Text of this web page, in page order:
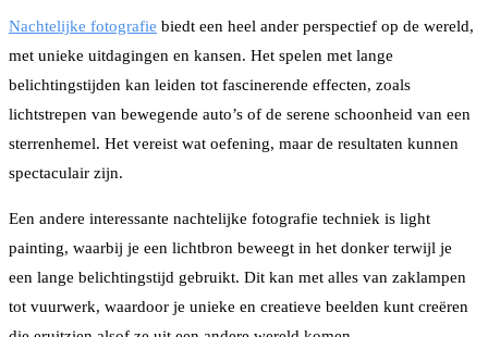
Nachtelijke fotografie biedt een heel ander perspectief op de wereld,
met unieke uitdagingen en kansen. Het spelen met lange
belichtingstijden kan leiden tot fascinerende effecten, zoals
lichtstrepen van bewegende auto’s of de serene schoonheid van een
sterrenhemel. Het vereist wat oefening, maar de resultaten kunnen
spectaculair zijn.
Een andere interessante nachtelijke fotografie techniek is light
painting, waarbij je een lichtbron beweegt in het donker terwijl je
een lange belichtingstijd gebruikt. Dit kan met alles van zaklampen
tot vuurwerk, waardoor je unieke en creatieve beelden kunt creëren